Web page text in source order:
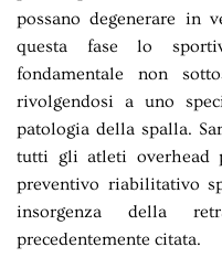
possano degenerare in
questa fase lo
fondamentale non
rivolgendosi a uno
patologia della spalla.
tutti gli atleti overhead
preventivo riabilitativo
insorgenza della
precedentemente citata.